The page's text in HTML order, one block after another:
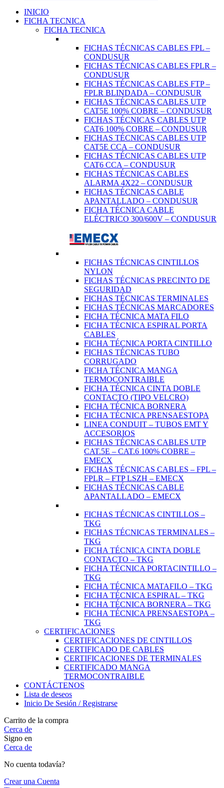
INICIO
FICHA TECNICA
FICHA TECNICA
FICHAS TÉCNICAS CABLES FPL –
CONDUSUR
FICHAS TÉCNICAS CABLES FPLR –
CONDUSUR
FICHAS TÉCNICAS CABLES FTP –
FPLR BLINDADA – CONDUSUR
FICHAS TÉCNICAS CABLES UTP
CAT5E 100% COBRE – CONDUSUR
FICHAS TÉCNICAS CABLES UTP
CAT6 100% COBRE – CONDUSUR
FICHAS TÉCNICAS CABLES UTP
CAT5E CCA – CONDUSUR
FICHAS TÉCNICAS CABLES UTP
CAT6 CCA – CONDUSUR
FICHAS TÉCNICAS CABLES
ALARMA 4X22 – CONDUSUR
FICHAS TÉCNICAS CABLE
APANTALLADO – CONDUSUR
FICHA TÉCNICA CABLE
ELÉCTRICO 300/600V – CONDUSUR
FICHAS TÉCNICAS CINTILLOS
NYLON
FICHAS TÉCNICAS PRECINTO DE
SEGURIDAD
FICHAS TÉCNICAS TERMINALES
FICHAS TÉCNICAS MARCADORES
FICHA TÉCNICA MATA FILO
FICHA TÉCNICA ESPIRAL PORTA
CABLES
FICHA TÉCNICA PORTA CINTILLO
FICHAS TÉCNICAS TUBO
CORRUGADO
FICHA TÉCNICA MANGA
TERMOCONTRAIBLE
FICHA TÉCNICA CINTA DOBLE
CONTACTO (TIPO VELCRO)
FICHA TÉCNICA BORNERA
FICHA TÉCNICA PRENSAESTOPA
LINEA CONDUIT – TUBOS EMT Y
ACCESORIOS
FICHAS TÉCNICAS CABLES UTP
CAT.5E – CAT.6 100% COBRE –
EMECX
FICHAS TÉCNICAS CABLES – FPL –
FPLR – FTP LSZH – EMECX
FICHAS TÉCNICAS CABLE
APANTALLADO – EMECX
FICHAS TÉCNICAS CINTILLOS –
TKG
FICHAS TÉCNICAS TERMINALES –
TKG
FICHA TÉCNICA CINTA DOBLE
CONTACTO – TKG
FICHA TÉCNICA PORTACINTILLO –
TKG
FICHA TÉCNICA MATAFILO – TKG
FICHA TÉCNICA ESPIRAL – TKG
FICHA TÉCNICA BORNERA – TKG
FICHA TÉCNICA PRENSAESTOPA –
TKG
CERTIFICACIONES
CERTIFICACIONES DE CINTILLOS
CERTIFICADO DE CABLES
CERTIFICACIONES DE TERMINALES
CERTIFICADO MANGA
TERMOCONTRAIBLE
CONTÁCTENOS
Lista de deseos
Inicio De Sesión / Registrarse
Carrito de la compra
Cerca de
Signo en
Cerca de
No cuenta todavía?
Crear una Cuenta